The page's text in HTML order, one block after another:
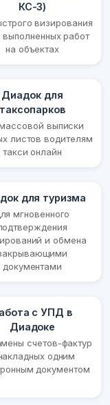
КС-3)
визирования
выполненных работ
на объектах
Диадок для
таксопарков
выписки
листов водителям
такси онлайн
для туризма
мгновенного
и обмена
документами
с УПД в
Диадоке
счетов-фактур
одним
документом